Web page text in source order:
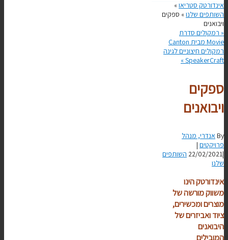
אינדורטק סטריאו»
השותפים שלנו» ספקים
ויבואנים
« רמקולים סדרת
Movie מבית Canton
רמקולים חיצוניים לגינה
SpeakerCraft
»
ספקים
ויבואנים
By אנדרי, מנהל
פרויקטים |
|
22/02/2021 השותפים
שלנו
אינדורטק הינו
משווק מורשה של
מוצרים ומכשירים,
ציוד ואביזרים של
היבואנים
המובילים